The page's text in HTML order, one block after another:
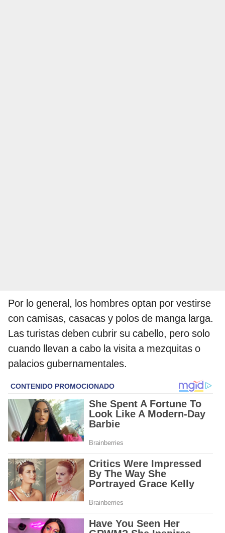
Por lo general, los hombres optan por vestirse
con camisas, casacas y polos de manga larga.
Las turistas deben cubrir su cabello, pero solo
cuando llevan a cabo la visita a mezquitas o
palacios gubernamentales.